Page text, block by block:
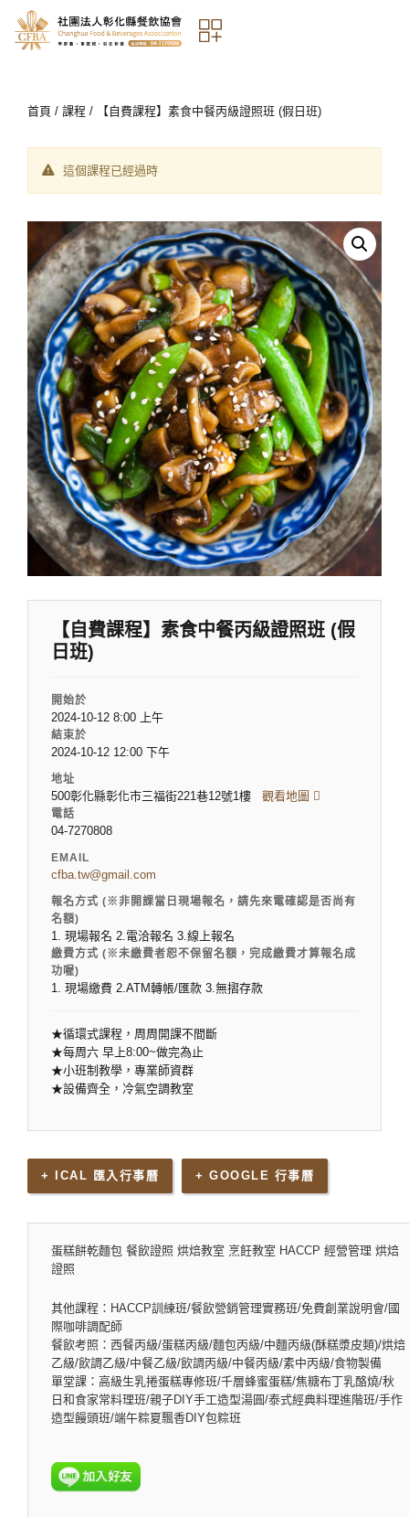
首頁 / 課程 / 【自費課程】素食中餐丙級證照班 (假日班)
這個課程已經過時
【自費課程】素食中餐丙級證照班 (假
日班)
開始於
2024-10-12 8:00 上午
結束於
2024-10-12 12:00 下午
地址
500彰化縣彰化市三福街221巷12號1樓 觀看地圖
電話
04-7270808
EMAIL
cfba.tw@gmail.com
報名方式 (※非開課當日現場報名，請先來電確認是否尚有
名額)
1. 現場報名 2.電洽報名 3.線上報名
繳費方式 (※未繳費者恕不保留名額，完成繳費才算報名成
功喔)
1. 現場繳費 2.ATM轉帳/匯款 3.無摺存款
★循環式課程，周周開課不間斷
★每周六 早上8:00~做完為止
★小班制教學，專業師資群
★設備齊全，冷氣空調教室
+ ICAL 匯入行事曆 + GOOGLE 行事曆
蛋糕餅乾麵包 餐飲證照 烘焙教室 烹飪教室 HACCP 經營管理 烘焙
證照
其他課程：HACCP訓練班/餐飲營銷管理實務班/免費創業說明會/國
際咖啡調配師
餐飲考照：西餐丙級/蛋糕丙級/麵包丙級/中麵丙級(酥糕漿皮類)/烘焙
乙級/飲調乙級/中餐乙級/飲調丙級/中餐丙級/素中丙級/食物製備
單堂課：高級生乳捲蛋糕專修班/千層蜂蜜蛋糕/焦糖布丁乳酪燒/秋
日和食家常料理班/親子DIY手工造型湯圓/泰式經典料理進階班/手作
造型饅頭班/端午粽夏飄香DIY包粽班